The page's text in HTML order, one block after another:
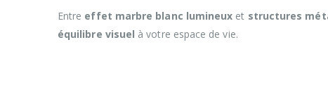
Entre effet marbre blanc lumineux et structures
équilibre visuel à votre espace de vie.